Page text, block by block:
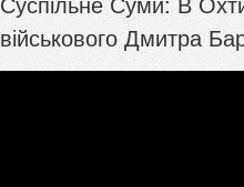
військового Дмитра